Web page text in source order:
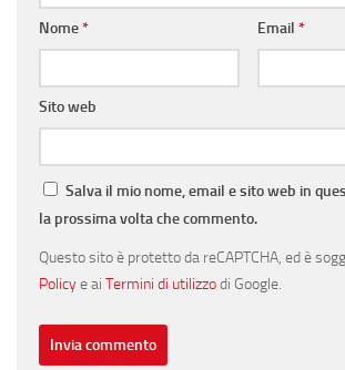
Nome* Email *
Sito web
Salva il mio nome, email e sito web in
la prossima volta che commento.
Questo sito è protetto da reCAPTCHA, ed è
Policye ai Termini di utilizzodi Google.